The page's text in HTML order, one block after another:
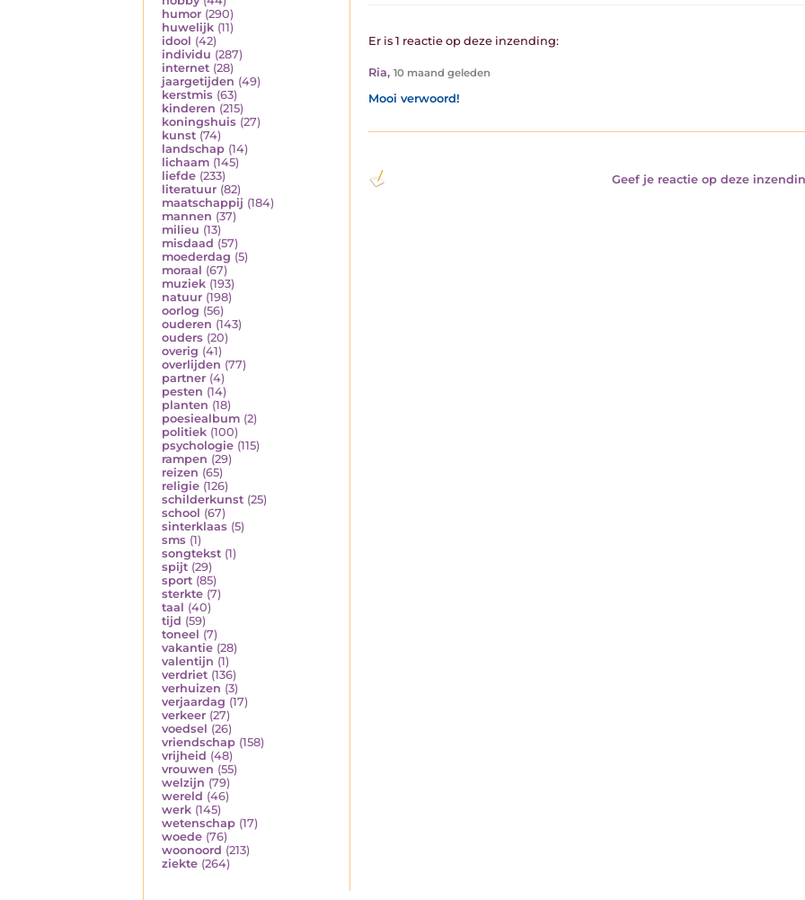
humor (290)
huwelijk (11)
idool (42)
individu (287)
internet (28)
jaargetijden (49)
kerstmis (63)
kinderen (215)
koningshuis (27)
kunst (74)
landschap (14)
lichaam (145)
liefde (233)
literatuur (82)
maatschappij (184)
mannen (37)
milieu (13)
misdaad (57)
moederdag (5)
moraal (67)
muziek (193)
natuur (198)
oorlog (56)
ouderen (143)
ouders (20)
overig (41)
overlijden (77)
partner (4)
pesten (14)
planten (18)
poesiealbum (2)
politiek (100)
psychologie (115)
rampen (29)
reizen (65)
religie (126)
schilderkunst (25)
school (67)
sinterklaas (5)
sms (1)
songtekst (1)
spijt (29)
sport (85)
sterkte (7)
taal (40)
tijd (59)
toneel (7)
vakantie (28)
valentijn (1)
verdriet (136)
verhuizen (3)
verjaardag (17)
verkeer (27)
voedsel (26)
vriendschap (158)
vrijheid (48)
vrouwen (55)
welzijn (79)
wereld (46)
werk (145)
wetenschap (17)
woede (76)
woonoord (213)
ziekte (264)
Er is 1 reactie op deze inzending:
Ria, 10 maand geleden
Mooi verwoord!
Geef je reactie op deze